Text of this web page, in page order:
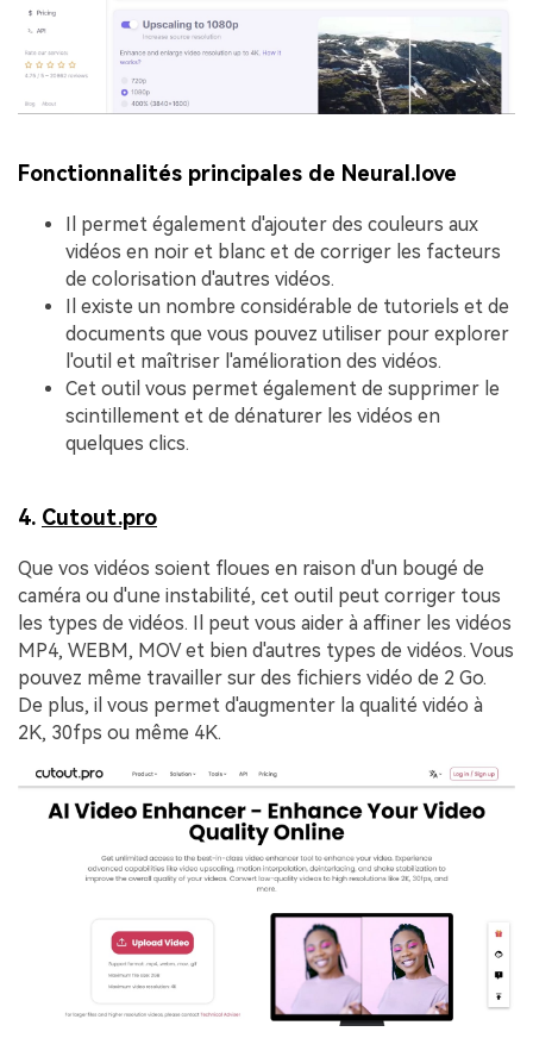
Fonctionnalités principales de Neural.love
Il permet également d'ajouter des couleurs aux
vidéos en noir et blanc et de corriger les facteurs
de colorisation d'autres vidéos.
Il existe un nombre considérable de tutoriels et de
documents que vous pouvez utiliser pour explorer
l'outil et maîtriser l'amélioration des vidéos.
Cet outil vous permet également de supprimer le
scintillement et de dénaturer les vidéos en
quelques clics.
4. Cutout.pro
Que vos vidéos soient floues en raison d'un bougé de
caméra ou d'une instabilité, cet outil peut corriger tous
les types de vidéos. Il peut vous aider à affiner les vidéos
MP4, WEBM, MOV et bien d'autres types de vidéos. Vous
pouvez même travailler sur des fichiers vidéo de 2 Go.
De plus, il vous permet d'augmenter la qualité vidéo à
2K, 30fps ou même 4K.